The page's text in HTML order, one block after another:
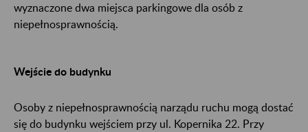
wyznaczone dwa miejsca parkingowe dla osób z
niepełnosprawnością.
Wejście do budynku
Osoby z niepełnosprawnością narządu ruchu mogą dostać
się do budynku wejściem przy ul. Kopernika 22. Przy